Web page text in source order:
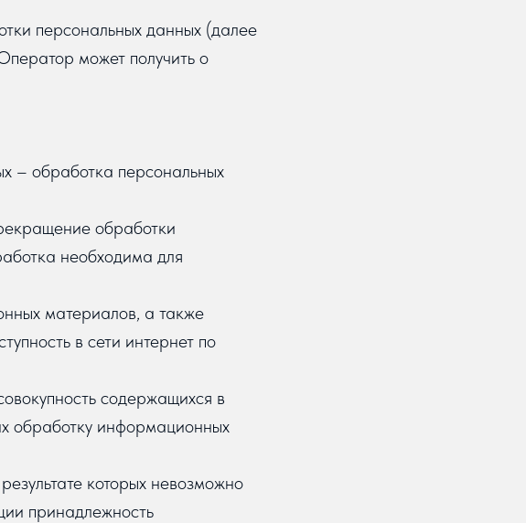
персональных данных (далее
может получить о
– обработка персональных
обработки
необходима для
материалов, а также
в сети интернет по
содержащихся в
обработку информационных
которых невозможно
принадлежность